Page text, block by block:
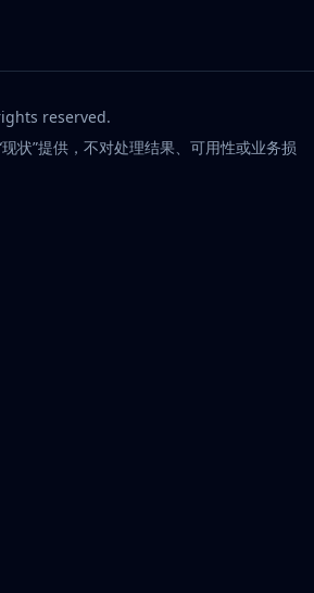
reserved.
状”提供，不对处理结果、可用性或业务损